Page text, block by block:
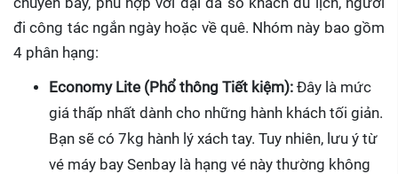
đi công tác ngắn ngày hoặc về quê. Nhóm này bao gồm
4 phân hạng:
Economy Lite (Phổ thông Tiết kiệm): Đây là mức
giá thấp nhất dành cho những hành khách tối giản.
Bạn sẽ có 7kg hành lý xách tay. Tuy nhiên, lưu ý từ
vé máy bay Senbay là hạng vé này thường không